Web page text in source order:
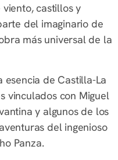
castillos y
del imaginario de
más universal de la
de Castilla-La
vinculados con Miguel
y algunos de los
del ingenioso
Panza.